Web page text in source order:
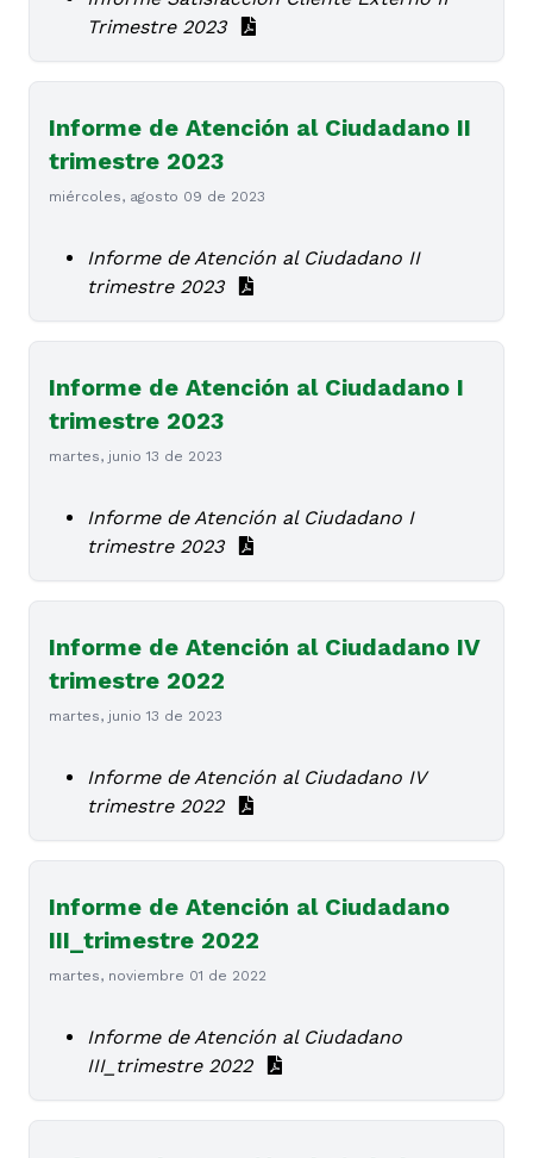
Trimestre 2023
Informe de Atención al Ciudadano II
trimestre 2023
miércoles, agosto 09 de 2023
Informe de Atención al Ciudadano II
trimestre 2023
Informe de Atención al Ciudadano I
trimestre 2023
martes, junio 13 de 2023
Informe de Atención al Ciudadano I
trimestre 2023
Informe de Atención al Ciudadano IV
trimestre 2022
martes, junio 13 de 2023
Informe de Atención al Ciudadano IV
trimestre 2022
Informe de Atención al Ciudadano
III_trimestre 2022
martes, noviembre 01 de 2022
Informe de Atención al Ciudadano
III_trimestre 2022